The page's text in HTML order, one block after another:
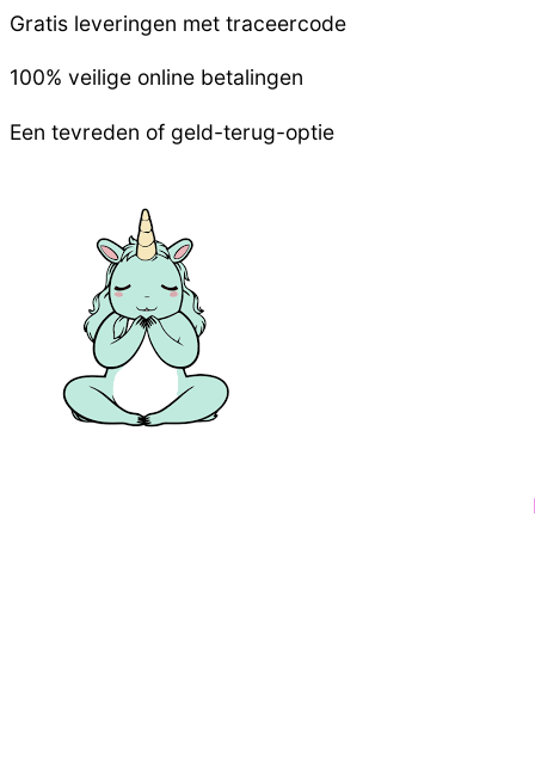
Gratis leveringen met traceercode
100% veilige online betalingen
Een tevreden of geld-terug-optie